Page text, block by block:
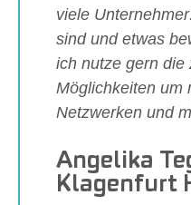
viele
sind und etwas
ich nutze gern die
Möglichkeiten um
Netzwerken und
Angelika
Klagenfurt